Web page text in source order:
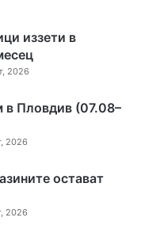
иззети в
2026
в Пловдив (07.08–
2026
остават
2026